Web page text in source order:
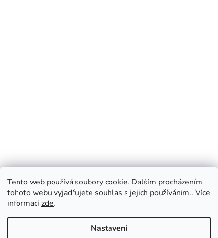
Tento web používá soubory cookie. Dalším procházením
tohoto webu vyjadřujete souhlas s jejich používáním.. Více
informacízde.
Nastavení